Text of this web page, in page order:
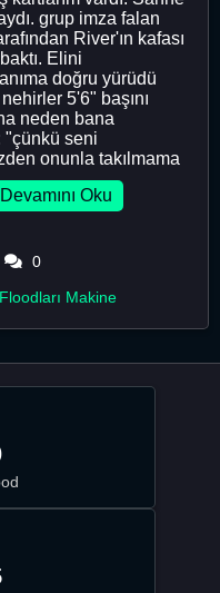
grup imza falan
River'ın kafası
Elini
doğru yürüdü
5'6" başını
neden bana
"çünkü seni
onunla takılmama
Devamını Oku
0
Makine